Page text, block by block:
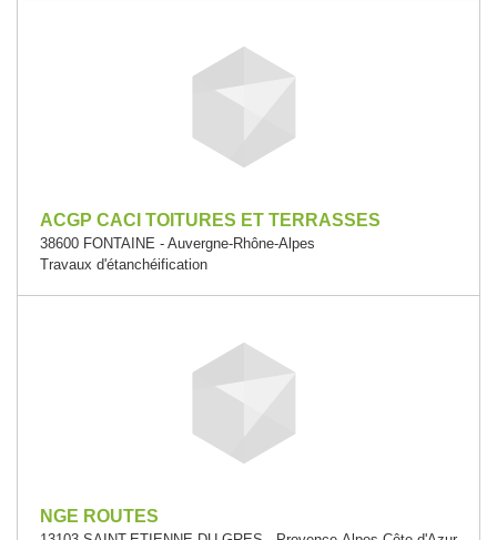
ACGP CACI TOITURES ET TERRASSES
38600 FONTAINE - Auvergne-Rhône-Alpes
Travaux d'étanchéification
NGE ROUTES